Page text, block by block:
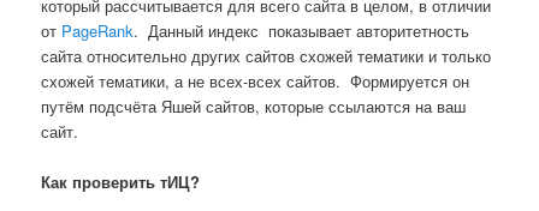
который рассчитывается для всего сайта в целом, в отличии
от PageRank. Данный индекс показывает авторитетность
сайта относительно других сайтов схожей тематики и только
схожей тематики, а не всех-всех сайтов. Формируется он
путём подсчёта Яшей сайтов, которые ссылаются на ваш
сайт.
Как проверить тИЦ?